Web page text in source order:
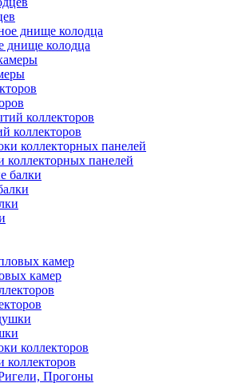
днище колодца
коллекторов
коллекторных панелей
камер
коллекторов